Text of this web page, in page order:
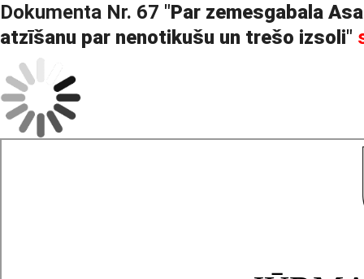
Dokumenta Nr. 67 "Par zemesgabala
atzīšanu par nenotikušu un trešo izsoli"